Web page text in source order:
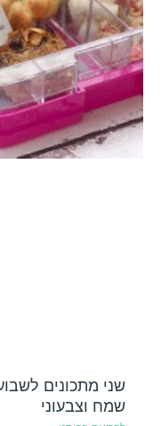
שני מתכונים
שמח וצבעוני